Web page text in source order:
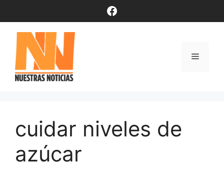
contenido
Facebook
Menú
cuidar niveles de
azúcar